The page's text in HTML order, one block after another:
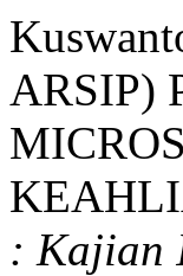
ARSIP)
: Kajian